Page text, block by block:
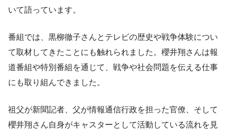
いて語っています。
番組では、黒柳徹子さんとテレビの歴史や戦争体験につい
て取材してきたことにも触れられました。櫻井翔さんは報
道番組や特別番組を通じて、戦争や社会問題を伝える仕事
にも取り組んできました。
祖父が新聞記者、父が情報通信行政を担った官僚、そして
櫻井翔さん自身がキャスターとして活動している流れを見